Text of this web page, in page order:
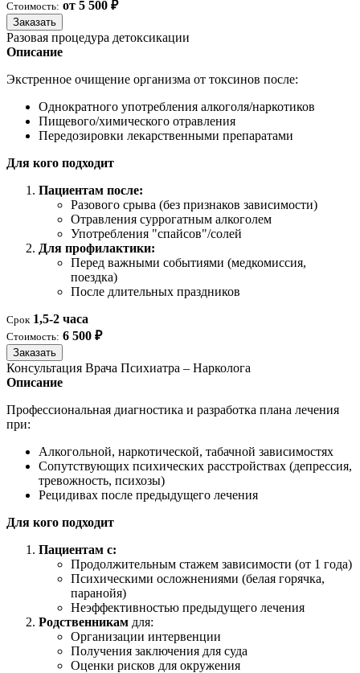
Стоимость: от 5 500 ₽
Заказать
Разовая процедура детоксикации
Описание
Экстренное очищение организма от токсинов после:
Однократного употребления алкоголя/наркотиков
Пищевого/химического отравления
Передозировки лекарственными препаратами
Для кого подходит
Пациентам после:
Разового срыва (без признаков зависимости)
Отравления суррогатным алкоголем
Употребления "спайсов"/солей
Для профилактики:
Перед важными событиями (медкомиссия,
поездка)
После длительных праздников
Срок 1,5-2 часа
Стоимость: 6 500 ₽
Заказать
Консультация Врача Психиатра – Нарколога
Описание
Профессиональная диагностика и разработка плана лечения
при:
Алкогольной, наркотической, табачной зависимостях
Сопутствующих психических расстройствах (депрессия,
тревожность, психозы)
Рецидивах после предыдущего лечения
Для кого подходит
Пациентам с:
Продолжительным стажем зависимости (от 1 года)
Психическими осложнениями (белая горячка,
паранойя)
Неэффективностью предыдущего лечения
Родственникам для:
Организации интервенции
Получения заключения для суда
Оценки рисков для окружения